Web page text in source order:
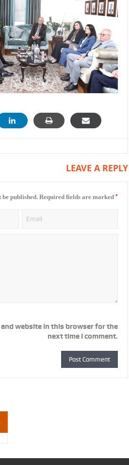
LEAVE A REPLY
published. Required fields are marked *
and website in this browser for the
next time I comment.